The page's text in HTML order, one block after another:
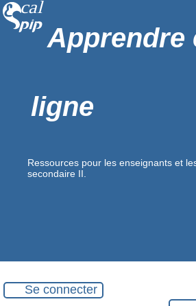
Apprendre
ligne
Ressources pour les enseignants et
secondaire II.
Se connecter